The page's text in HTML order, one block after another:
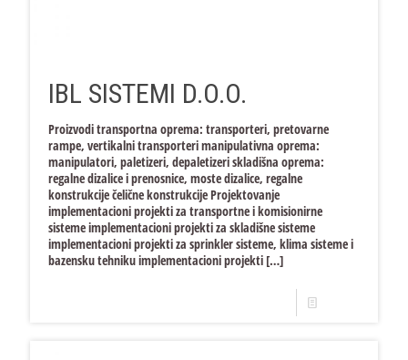
IBL SISTEMI D.O.O.
Proizvodi transportna oprema: transporteri, pretovarne
rampe, vertikalni transporteri manipulativna oprema:
manipulatori, paletizeri, depaletizeri skladišna oprema:
regalne dizalice i prenosnice, moste dizalice, regalne
konstrukcije čelične konstrukcije Projektovanje
implementacioni projekti za transportne i komisionirne
sisteme implementacioni projekti za skladišne sisteme
implementacioni projekti za sprinkler sisteme, klima sisteme i
bazensku tehniku implementacioni projekti […]